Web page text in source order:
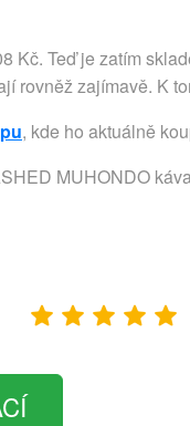
Kč. Teď je zatím
rovněž zajímavě. K
, kde ho aktuálně
MUHONDO